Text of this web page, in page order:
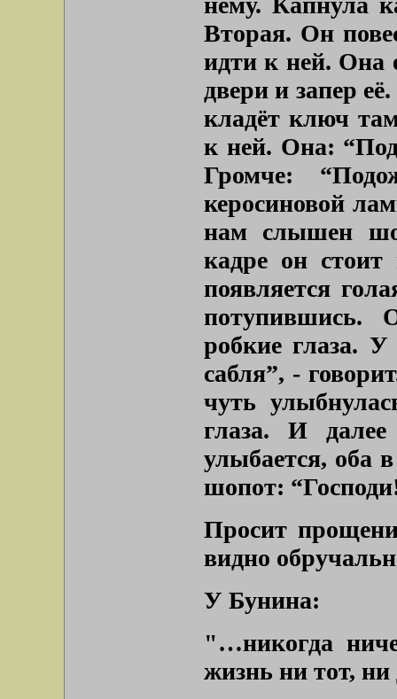
Вторая. Он
идти к ней. Она
двери и запер
кладёт ключ
к ней. Она:
Громче:
керосиновой
нам слышен
кадре он
появляется
потупившись.
робкие глаза. У
сабля”, -
чуть
глаза. И
улыбается, оба
шопот:
Просит
видно
У Бунина:
"…никогда
жизнь ни тот, ни